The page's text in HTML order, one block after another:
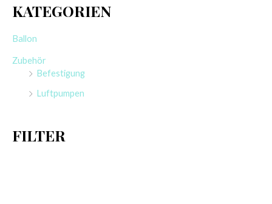
h
n
KATEGORIEN
Ballon
Zubehör
Befestigung
Luftpumpen
FILTER